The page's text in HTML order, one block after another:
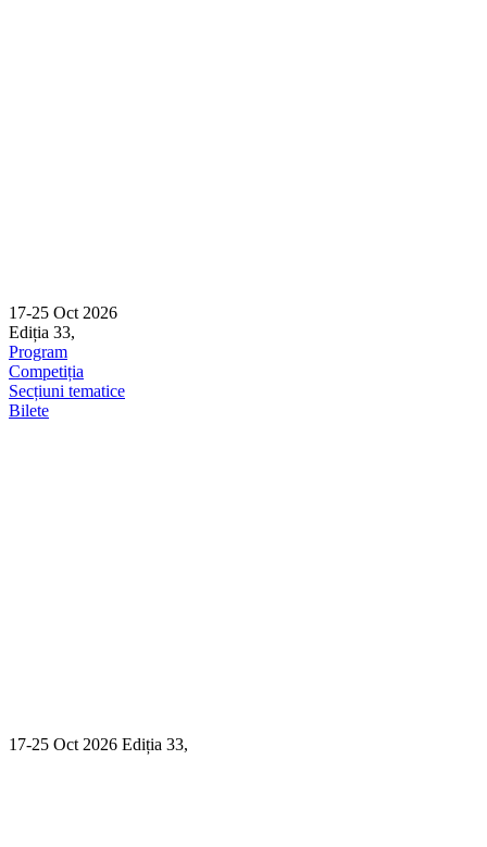
17-25 Oct 2026
Ediția 33,
Program
Competiția
Secțiuni tematice
Bilete
17-25 Oct 2026 Ediția 33,